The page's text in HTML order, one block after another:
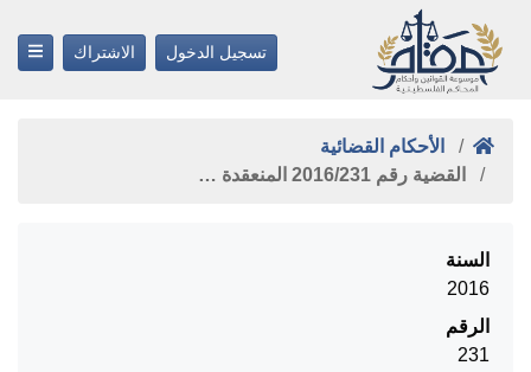
تسجيل الدخول الاشتراك
الأحكام القضائية
القضية رقم ‎231‏/‎2016‏ المنعقدة …
السنة
2016
الرقم
231